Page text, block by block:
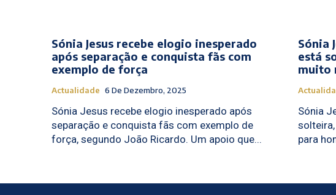
Sónia Jesus recebe elogio inesperado
após separação e conquista fãs com
exemplo de força
Actualidade 6 De Dezembro, 2025
Sónia Jesus recebe elogio inesperado após
separação e conquista fãs com exemplo de
força, segundo João Ricardo. Um apoio que...
Sónia
está
muito
Sónia